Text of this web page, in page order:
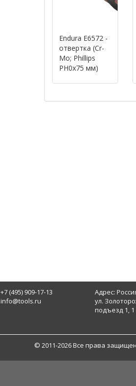
Endura E6572 -
отвертка (Cr-
Mo; Phillips
PH0x75 мм)
+7 (495) 909-17-13
info@tools.ru
Адрес:
ул.
подъезд 1, 1
© 2011-2026 Все права